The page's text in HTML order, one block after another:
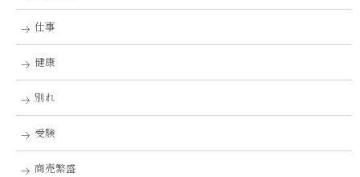
仕事
健康
別れ
受験
商売繁盛